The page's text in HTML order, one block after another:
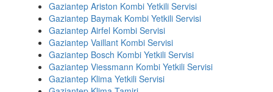
Gaziantep Ariston Kombi Yetkili Servisi
Gaziantep Baymak Kombi Yetkili Servisi
Gaziantep Airfel Kombi Servisi
Gaziantep Vaillant Kombi Servisi
Gaziantep Bosch Kombi Yetkili Servisi
Gaziantep Viessmann Kombi Yetkili Servisi
Gaziantep Klima Yetkili Servisi